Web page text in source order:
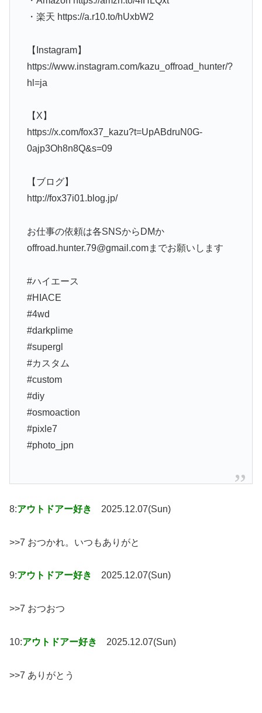
・楽天 https://a.r10.to/hUxbW2
【Instagram】
https://www.instagram.com/kazu_offroad_hunter/?
hl=ja
【X】
https://x.com/fox37_kazu?t=UpABdruN0G-
0ajp3Oh8n8Q&s=09
【ブログ】
http://fox37i01.blog.jp/
お仕事の依頼は各SNSからDMか
offroad.hunter.79@gmail.comまでお願いします
#ハイエース
#HIACE
#4wd
#darkplime
#supergl
#カスタム
#custom
#diy
#osmoaction
#pixle7
#photo_jpn
8:アウトドアー好き 2025.12.07(Sun)
>>7 おつかれ。いつもありがと
9:アウトドアー好き 2025.12.07(Sun)
>>7 おつおつ
10:アウトドアー好き 2025.12.07(Sun)
>>7 ありがとう